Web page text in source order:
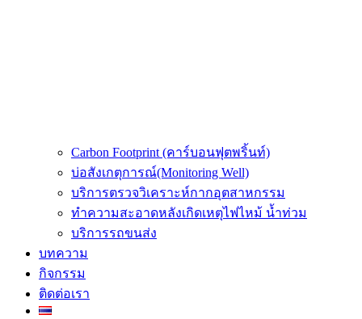
Carbon Footprint (คาร์บอนฟุตพริ้นท์)
บ่อสังเกตุการณ์(Monitoring Well)
บริการตรวจวิเคราะห์กากอุตสาหกรรม
ทำความสะอาดหลังเกิดเหตุไฟไหม้ น้ำท่วม
บริการรถขนส่ง
บทความ
กิจกรรม
ติดต่อเรา